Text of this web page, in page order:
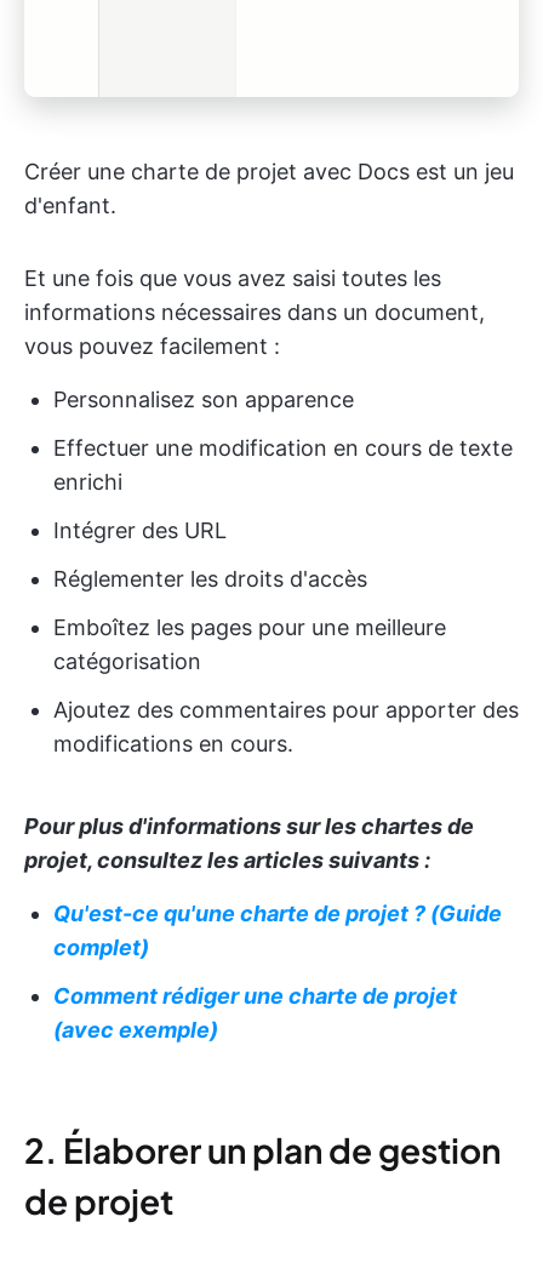
Créer une charte de projet avec Docs est un jeu
d'enfant.
Et une fois que vous avez saisi toutes les
informations nécessaires dans un document,
vous pouvez facilement :
Personnalisez son apparence
Effectuer une modification en cours de texte
enrichi
Intégrer des URL
Réglementer les droits d'accès
Emboîtez les pages pour une meilleure
catégorisation
Ajoutez des commentaires pour apporter des
modifications en cours.
Pour plus d'informations sur les chartes de
projet, consultez les articles suivants :
Qu'est-ce qu'une charte de projet ? (Guide
complet)
Comment rédiger une charte de projet
(avec exemple)
2. Élaborer un plan de gestion
de projet